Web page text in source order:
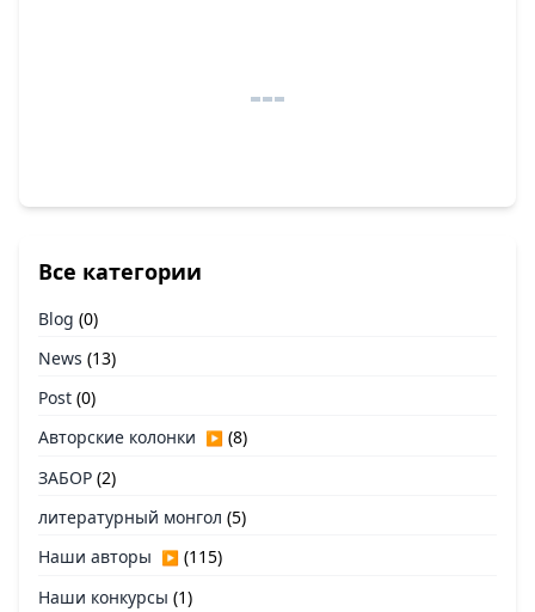
Все категории
Blog (0)
News (13)
Post (0)
Авторские колонки ▶ (8)
ЗАБОР (2)
литературный монгол (5)
Наши авторы ▶ (115)
Наши конкурсы (1)